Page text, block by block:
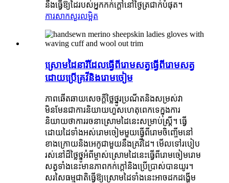
នឹងធ្វើឱ្យដៃរបស់អ្នកកក់ក្តៅនៅថ្ងៃត្រជាក់បំផុត។
ការសាកសួរលម្អិត
ស្រោមដៃនារីដែលធ្វើពីរោមសត្វធ្វើពីរោមសត្វ
ដោយប្រើគ្រវីនិងរោមចៀម
ភាពឆើតឆាយសេចក្តីថ្លៃថ្នូរប្រណីតនិងសម្រស់វា
មិនមែនជាការនិយាយហួសហេតុពេកទេក្នុងការ
និយាយថាការរចនាស្រោមដៃនេះសម្រាប់ស្ត្រី។ ធ្វើ
ដោយដៃទាំងអស់រោមចៀមមួយធ្វើពីរោមចិញ្ចើមនៅ
ខាងក្រោយនិងអេកូជាមួយនឹងគ្រវីដៃ។ មើលទៅរបៀប
រស់នៅដ៏ថ្លៃថ្នូអំពីម្ចាស់ស្រោមដៃនេះធ្វើពីរោមចៀមរោម
សត្វទាំងនេះមានភាពកក់ក្តៅនិងប្រើប្រាស់បានយូរ។
សរសៃធម្មជាតិធ្វើឱ្យស្រោមដៃទាំងនេះអាចដកដង្ហើម